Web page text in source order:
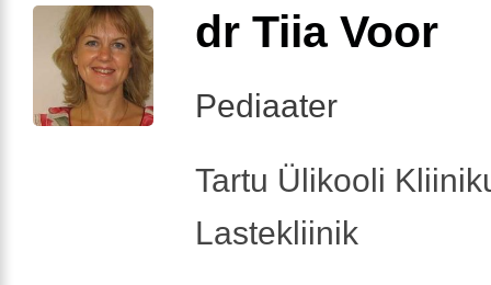
dr Tiia Voor
Pediaater
Tartu Ülikooli
Lastekliinik